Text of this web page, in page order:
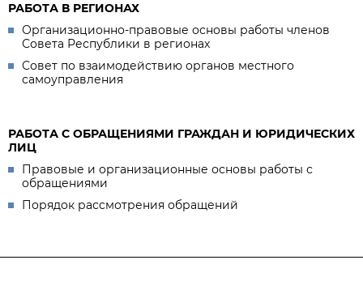
РАБОТА В РЕГИОНАХ
Организационно-правовые основы работы членов
Совета Республики в регионах
Совет по взаимодействию органов местного
самоуправления
РАБОТА С ОБРАЩЕНИЯМИ ГРАЖДАН И ЮРИДИЧЕСКИХ
ЛИЦ
Правовые и организационные основы работы с
обращениями
Порядок рассмотрения обращений